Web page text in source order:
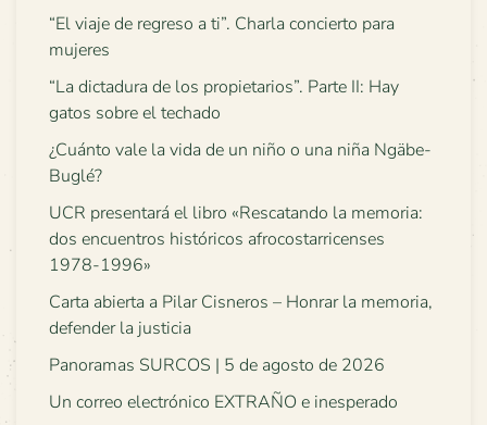
“El viaje de regreso a ti”. Charla concierto para
mujeres
“La dictadura de los propietarios”. Parte II: Hay
gatos sobre el techado
¿Cuánto vale la vida de un niño o una niña Ngäbe-
Buglé?
UCR presentará el libro «Rescatando la memoria:
dos encuentros históricos afrocostarricenses
1978-1996»
Carta abierta a Pilar Cisneros – Honrar la memoria,
defender la justicia
Panoramas SURCOS | 5 de agosto de 2026
Un correo electrónico EXTRAÑO e inesperado